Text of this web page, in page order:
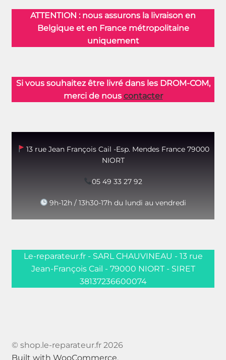
ATTENTION : nous assurons la livraison en
Belgique et en France métropolitaine
uniquement
Si vous souhaitez être livré dans les DROM-COM,
merci de nous contacter
13 rue Jean François Cail -Esp. Mendes France 79000
NIORT
05 49 33 27 92
9h-12h / 13h30-17h du lundi au vendredi
Le-reparateur.fr - SARL CHAUVINEAU - 13 rue
Jean-François Cail - 79000 NIORT - SIRET
38137236600074
© shop.le-reparateur.fr 2026
Built with WooCommerce.